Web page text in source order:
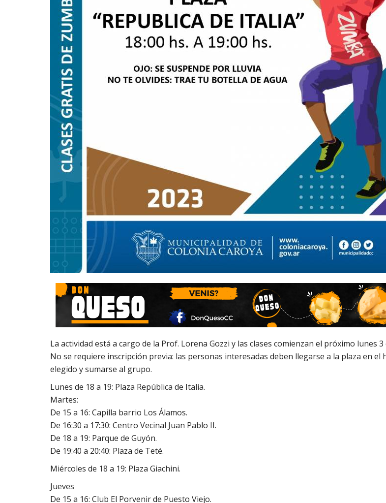
La actividad está a cargo de la Prof. Lorena Gozzi y las clases comienzan el próximo lunes 3
No se requiere inscripción previa: las personas interesadas deben llegarse a la plaza en el
elegido y sumarse al grupo.
Lunes de 18 a 19: Plaza República de Italia.
Martes:
De 15 a 16: Capilla barrio Los Álamos.
De 16:30 a 17:30: Centro Vecinal Juan Pablo II.
De 18 a 19: Parque de Guyón.
De 19:40 a 20:40: Plaza de Teté.
Miércoles de 18 a 19: Plaza Giachini.
Jueves
De 15 a 16: Club El Porvenir de Puesto Viejo.